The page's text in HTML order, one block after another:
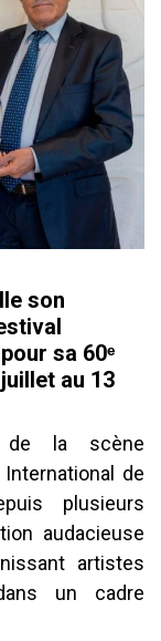
son
sa 60ᵉ
au 13
de la scène
de
plusieurs
audacieuse
artistes
un cadre